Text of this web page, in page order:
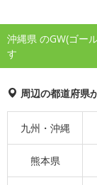
沖縄県 のGW(ゴー
す
周辺の都道府県
九州・沖縄
熊本県